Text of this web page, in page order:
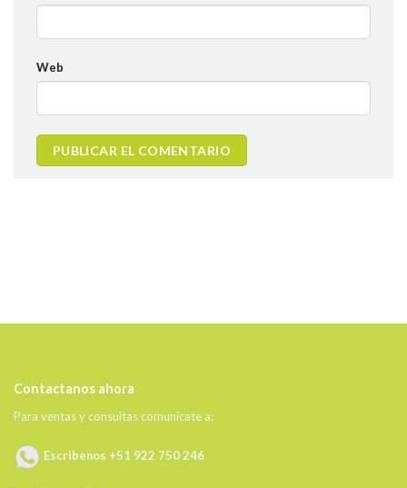
Web
Contactanos ahora
Para ventas y consultas comunícate a:
Escribenos +51 922 750 246